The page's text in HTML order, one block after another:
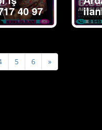
40 97
5 6 »Next